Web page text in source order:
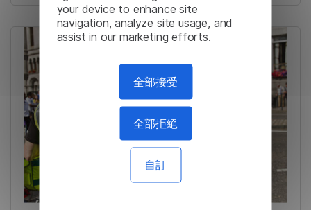
your device to enhance site
navigation, analyze site usage, and
assist in our marketing efforts.
全部接受
全部拒絕
自訂